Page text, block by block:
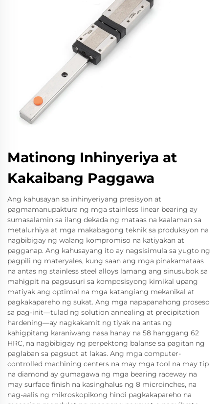
Matinong Inhinyeriya at
Kakaibang Paggawa
Ang kahusayan sa inhinyeriyang presisyon at
pagmamanupaktura ng mga stainless linear bearing ay
sumasalamin sa ilang dekada ng mataas na kaalaman sa
metalurhiya at mga makabagong teknik sa produksyon na
nagbibigay ng walang kompromiso na katiyakan at
pagganap. Ang kahusayang ito ay nagsisimula sa yugto ng
pagpili ng materyales, kung saan ang mga pinakamataas
na antas ng stainless steel alloys lamang ang sinusubok sa
mahigpit na pagsusuri sa komposisyong kimikal upang
matiyak ang optimal na mga katangiang mekanikal at
pagkakapareho ng sukat. Ang mga napapanahong proseso
sa pag-init—tulad ng solution annealing at precipitation
hardening—ay nagkakamit ng tiyak na antas ng
kahigpitang karaniwang nasa hanay na 58 hanggang 62
HRC, na nagbibigay ng perpektong balanse sa pagitan ng
paglaban sa pagsuot at lakas. Ang mga computer-
controlled machining centers na may mga tool na may tip
na diamond ay gumagawa ng mga bearing raceway na
may surface finish na kasinghalus ng 8 microinches, na
nag-aalis ng mikroskopikong hindi pagkakapareho na